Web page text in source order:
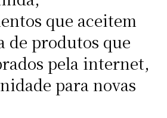
que aceitem
de produtos que
pela internet,
para novas